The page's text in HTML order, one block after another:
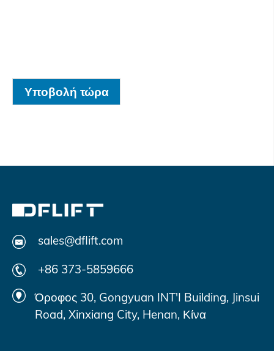
Υποβολή τώρα
sales@dflift.com
+86 373-5859666
Όροφος 30, Gongyuan INT'I Building, Jinsui
Road, Xinxiang City, Henan, Κίνα